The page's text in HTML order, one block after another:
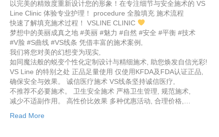
以完美的精致度重新设计您的形象！在专注细节与安全施术的 VS
Line Clinic 体验专业护理！ procedure 全脸填充 施术流程
快速了解填充施术过程！ VSLINE CLINIC
梦想中的美丽成真之地 #美丽 #魅力 #自然 #安全 #平衡 #技术
#V脸 #S曲线 #VS线条 凭借丰富的施术案例,
我们将您对美的幻想变为现实,
如同魔法般的蜕变个性化定制设计与精细施术, 助您焕发自信光彩!
VS Line 的特别之处 正品足量使用 仅使用KFDA及FDA认证正品,
确保安全与效果。 诚信医疗施术 VS线条坚持诚信医疗,
不推荐不必要施术。 卫生安全施术 严格卫生管理, 规范施术,
减少不适副作用。 高性价比效果 多种优惠活动, 合理价格,…
Read More